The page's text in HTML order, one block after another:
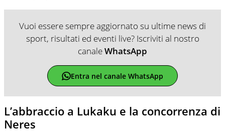
Vuoi essere sempre aggiornato su ultime news di
sport, risultati ed eventi live? Iscriviti al nostro
canaleWhatsApp
Entra nel canale WhatsApp
L’abbraccio a Lukaku e la concorrenza di
Neres